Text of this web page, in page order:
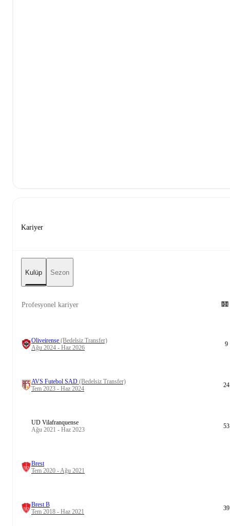
Kariyer
Kulüp Sezon
Profesyonel kariyer
Oliveirense (Bedelsiz Transfer)
Ağu 2024 - Haz 2026
9
AVS Futebol SAD (Bedelsiz Transfer)
Tem 2023 - Haz 2024
24
UD Vilafranquense
Ağu 2021 - Haz 2023
53
Brest
Tem 2020 - Ağu 2021
Brest B
Tem 2018 - Haz 2021
39